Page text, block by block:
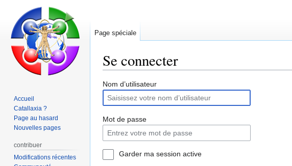
Se connecter
Aller
la
navigation
Aller
la
recherche
Nom d’utilisateur
Mot de passe
Garder ma session active
Page spéciale
Accueil
Catallaxia ?
Page au hasard
Nouvelles pages
contribuer
Modifications récentes